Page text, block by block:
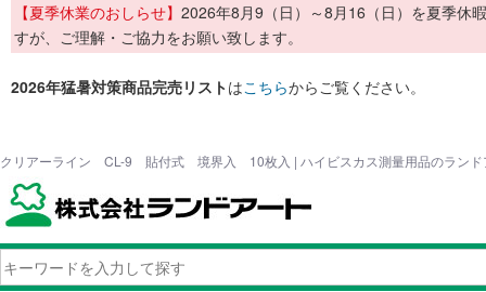
【夏季休業のおしらせ】 2026年8月9（日）～8月16（日）を夏季休
すが、ご理解・ご協力をお願い致します。
2026年猛暑対策商品完売リストはこちらからご覧ください。
クリアーライン CL-9 貼付式 境界入 10枚入 | ハイビスカス測量用品のランド